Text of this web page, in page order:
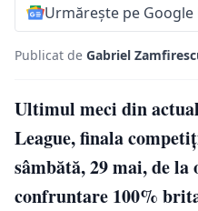
Urmărește pe Google
Publicat de Gabriel
Ultimul meci din
League, finala
sâmbătă, 29 mai, de
confruntare 100%